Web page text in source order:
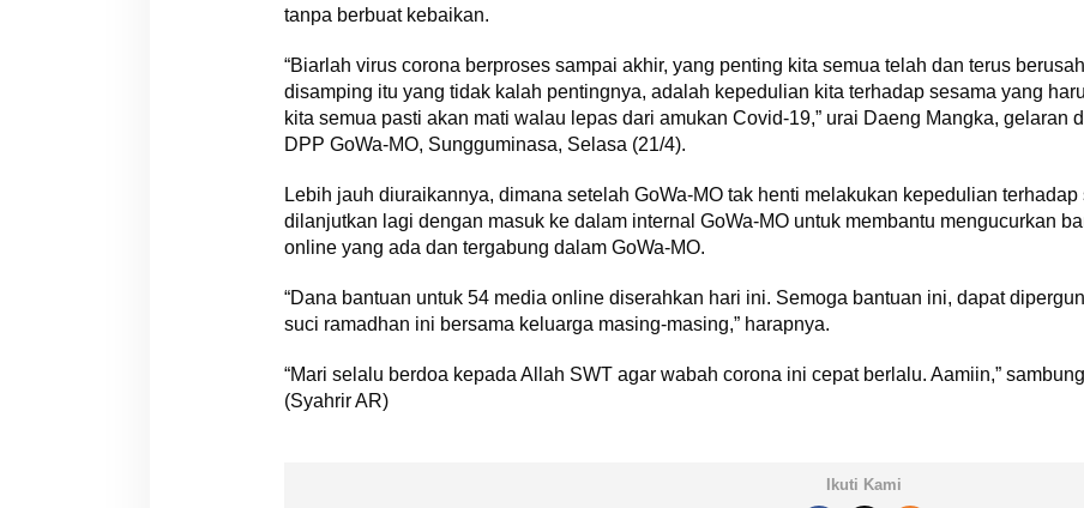
tanpa berbuat kebaikan.
“Biarlah virus corona berproses sampai akhir, yang penting kita semua telah dan terus
disamping itu yang tidak kalah pentingnya, adalah kepedulian kita terhadap sesama yang
kita semua pasti akan mati walau lepas dari amukan Covid-19,” urai Daeng Mangka, gelaran
DPP GoWa-MO, Sungguminasa, Selasa (21/4).
Lebih jauh diuraikannya, dimana setelah GoWa-MO tak henti melakukan kepedulian
dilanjutkan lagi dengan masuk ke dalam internal GoWa-MO untuk membantu mengucurkan
online yang ada dan tergabung dalam GoWa-MO.
“Dana bantuan untuk 54 media online diserahkan hari ini. Semoga bantuan ini, dapat
suci ramadhan ini bersama keluarga masing-masing,” harapnya.
“Mari selalu berdoa kepada Allah SWT agar wabah corona ini cepat berlalu. Aamiin,”
(Syahrir AR)
Ikuti Kami